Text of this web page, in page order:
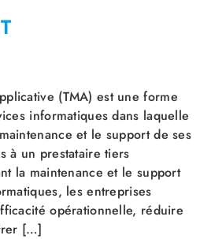
T
(TMA) est une forme
informatiques dans laquelle
et le support de ses
à un prestataire tiers
la maintenance et le support
les entreprises
opérationnelle, réduire
[…]